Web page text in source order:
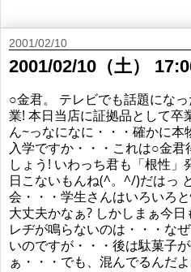
2001/02/10
2001/02/10（土）
○金君。 テレビでも話題にな
業! 本日当店に証拠品として卒
ん~っなになに・・・確かに
入学ですか・・・これは○金
しょう! いわっち君も「根性
日こないもんね(^。^/)だはっ
会・・・学生さんはいろいろ
大丈夫かなぁ? しかしまぁ今
レヂが鳴らないのは・・・な
いのですが・・・後は駄菓子
ぁ・・・でも、混んでるんだ